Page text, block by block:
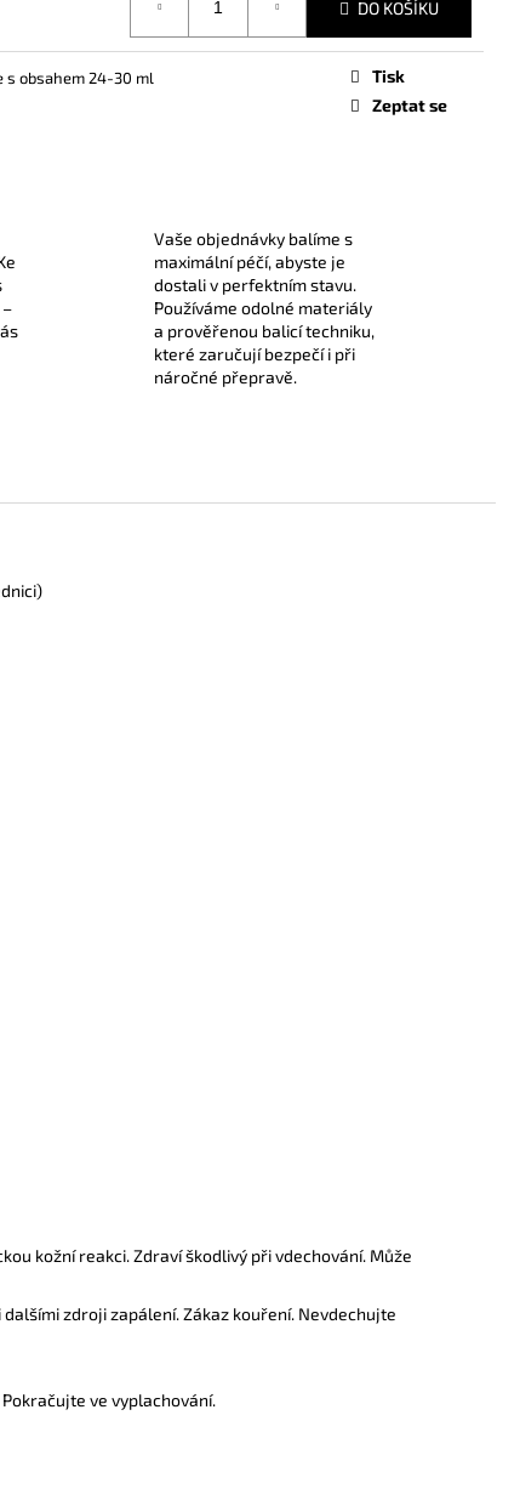
DO KOŠÍKU
s obsahem 24-30 ml
Tisk
Zeptat se
Vaše objednávky balíme s
maximální péčí, abyste je
dostali v perfektním stavu.
Používáme odolné materiály
a prověřenou balicí techniku,
které zaručují bezpečí i při
náročné přepravě.
kožní reakci. Zdraví škodlivý při vdechování. Může
zdroji zapálení. Zákaz kouření. Nevdechujte
ve vyplachování.